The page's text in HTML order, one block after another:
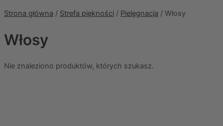
Strona główna / Strefa piękności / Pielęgnacja / Włosy
Włosy
Nie znaleziono produktów, których szukasz.